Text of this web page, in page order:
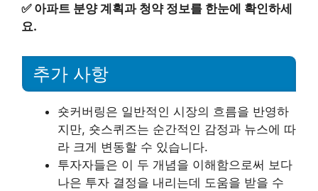
✅ 아파트 분양 계획과 청약 정보를 한눈에 확인하세
요.
추가 사항
숏커버링은 일반적인 시장의 흐름을 반영하
지만, 숏스퀴즈는 순간적인 감정과 뉴스에 따
라 크게 변동할 수 있습니다.
투자자들은 이 두 개념을 이해함으로써 보다
나은 투자 결정을 내리는데 도움을 받을 수